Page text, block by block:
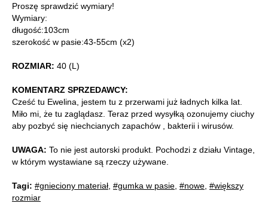
Proszę sprawdzić wymiary!
Wymiary:
długość:103cm
szerokość w pasie:43-55cm (x2)
ROZMIAR: 40 (L)
KOMENTARZ SPRZEDAWCY:
Cześć tu Ewelina, jestem tu z przerwami już ładnych kilka lat.
Miło mi, że tu zaglądasz. Teraz przed wysyłką ozonujemy ciuchy
aby pozbyć się niechcianych zapachów , bakterii i wirusów.
UWAGA: To nie jest autorski produkt. Pochodzi z działu Vintage,
w którym wystawiane są rzeczy używane.
Tagi: #gnieciony materiał #gumka w pasie #nowe #większy
rozmiar